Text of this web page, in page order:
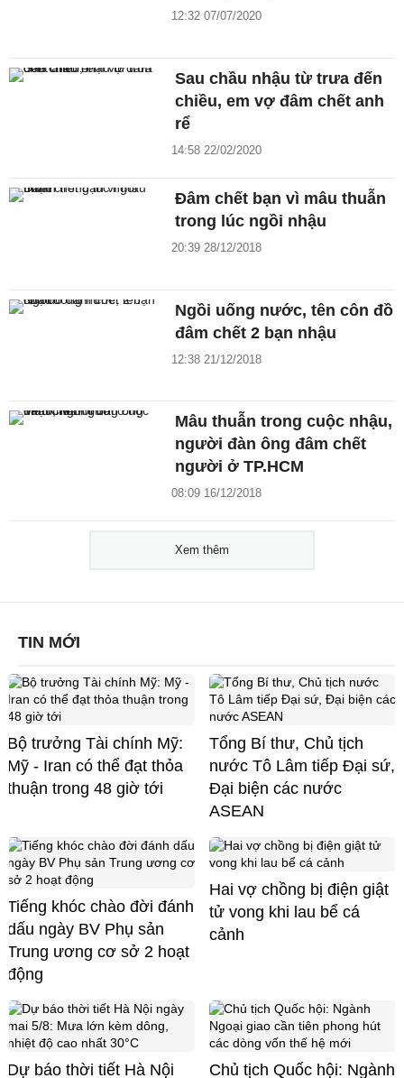
12:32 07/07/2020
Sau chầu nhậu từ trưa đến
chiều, em vợ đâm chết anh
rể
14:58 22/02/2020
Đâm chết bạn vì mâu thuẫn
trong lúc ngồi nhậu
20:39 28/12/2018
Ngồi uống nước, tên côn đồ
đâm chết 2 bạn nhậu
12:38 21/12/2018
Mâu thuẫn trong cuộc nhậu,
người đàn ông đâm chết
người ở TP.HCM
08:09 16/12/2018
Xem thêm
TIN MỚI
Bộ trưởng Tài chính Mỹ:
Mỹ - Iran có thể đạt thỏa
thuận trong 48 giờ tới
Tổng Bí thư, Chủ tịch
nước Tô Lâm tiếp Đại sứ,
Đại biện các nước
ASEAN
Tiếng khóc chào đời đánh
dấu ngày BV Phụ sản
Trung ương cơ sở 2 hoạt
động
Hai vợ chồng bị điện giật
tử vong khi lau bể cá
cảnh
Dự báo thời tiết Hà Nội Chủ tịch Quốc hội: Ngành